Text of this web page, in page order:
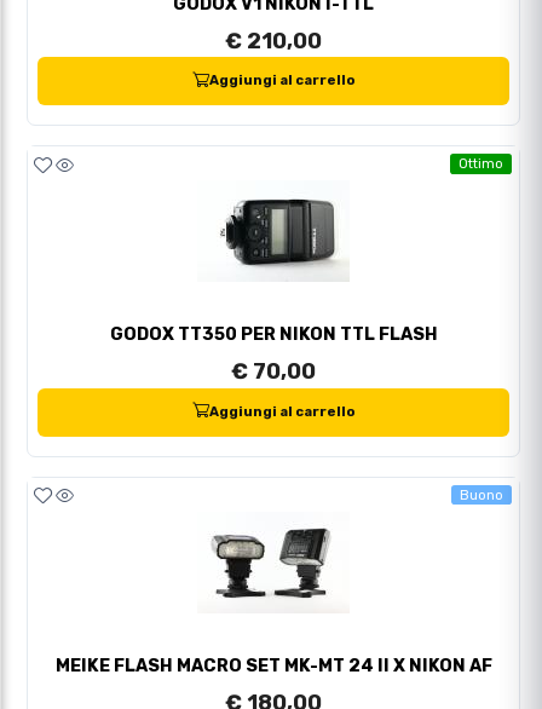
GODOX V1 NIKON I-TTL
€ 210,00
Aggiungi al carrello
Ottimo
GODOX TT350 PER NIKON TTL FLASH
€ 70,00
Aggiungi al carrello
Buono
MEIKE FLASH MACRO SET MK-MT 24 II X NIKON AF
€ 180,00